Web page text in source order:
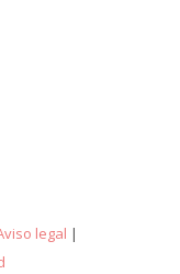
legal |